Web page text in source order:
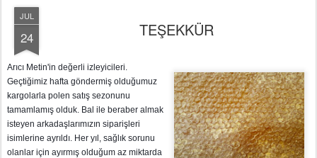
JUL
24 TEŞEKKÜR
Arıcı Metin'in değerli izleyicileri.
Geçtiğimiz hafta göndermiş olduğumuz
kargolarla polen satış sezonunu
tamamlamış olduk. Bal ile beraber almak
isteyen arkadaşlarımızın siparişleri
isimlerine ayrıldı. Her yıl, sağlık sorunu
olanlar için ayırmış olduğum az miktarda